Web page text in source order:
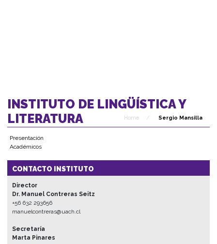
INSTITUTO DE LINGÜÍSTICA Y
LITERATURA
Home / Sergio Mansilla
Presentación
Académicos
CONTACTO INSTITUTO
Director
Dr. Manuel Contreras Seitz
+56 632 293656
manuelcontreras@uach.cl
Secretaría
Marta Pinares